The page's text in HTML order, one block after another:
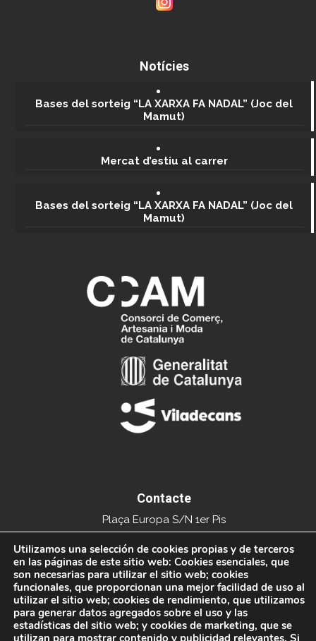
Notícies
Bases del sorteig “LA XARXA FA NADAL” (Joc del
Mamut)
Mercat d’estiu al carrer
Bases del sorteig “LA XARXA FA NADAL” (Joc del
Mamut)
Contacte
Plaça Europa S/N 1er Pis
Edifici del Mercat Municipal
08840 Viladecans
Tel. 936591093
info@xarxacomercial.cat
Utilizamos una selección de cookies propias y de terceros
en las páginas de este sitio web: Cookies esenciales, que
son necesarias para utilizar el sitio web; cookies
funcionales, que proporcionan una mejor facilidad de uso al
utilizar el sitio web; cookies de rendimiento, que utilizamos
para generar datos agregados sobre el uso y las
estadísticas del sitio web; y cookies de marketing, que se
utilizan para mostrar contenido y publicidad relevantes. Si